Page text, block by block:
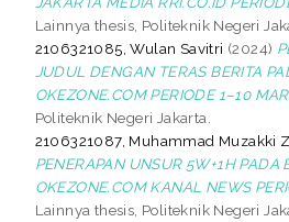
Lainnya thesis, Politeknik Negeri
2106321085, Wulan Savitri (2024)
JUDUL DENGAN TERAS BERITA
OKEZONE.COM PERIODE 1–10
Politeknik Negeri Jakarta.
2106321087, Muhammad Muzakki
PENERAPAN UNSUR 5W+1H PADA
OKEZONE.COM KANAL NEWS
Lainnya thesis, Politeknik Negeri